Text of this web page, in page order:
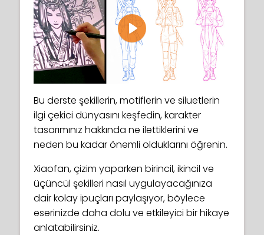
Play
Bu derste şekillerin, motiflerin ve siluetlerin
ilgi çekici dünyasını keşfedin, karakter
tasarımınız hakkında ne ilettiklerini ve
neden bu kadar önemli olduklarını öğrenin.
Xiaofan, çizim yaparken birincil, ikincil ve
üçüncül şekilleri nasıl uygulayacağınıza
dair kolay ipuçları paylaşıyor, böylece
eserinizde daha dolu ve etkileyici bir hikaye
anlatabilirsiniz.